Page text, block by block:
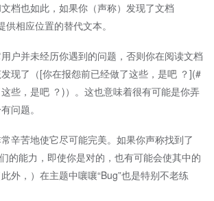
档也如此，如果你（声称）发现了文档
供相应位置的替代文本。
户并未经历你遇到的问题，否则你在阅读文档
现了（[你在报怨前已经做了这些，是吧 ？](#
些，是吧 ？)）。这也意味着很有可能是你弄
问题。
辛苦地使它尽可能完美。如果你声称找到了
的能力，即使你是对的，也有可能会使其中的
外，）在主题中嚷嚷“Bug”也是特别不老练